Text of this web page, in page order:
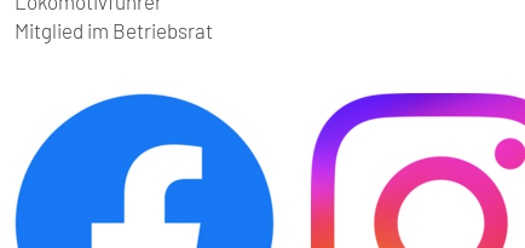
Mitglied im Betriebsrat